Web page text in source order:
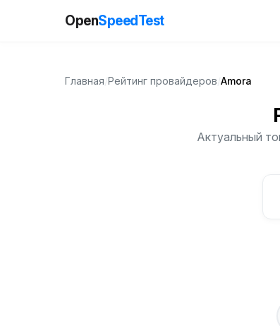
OpenSpeedTest
Главная Рейтинг провайдеров Amora
Актуальный